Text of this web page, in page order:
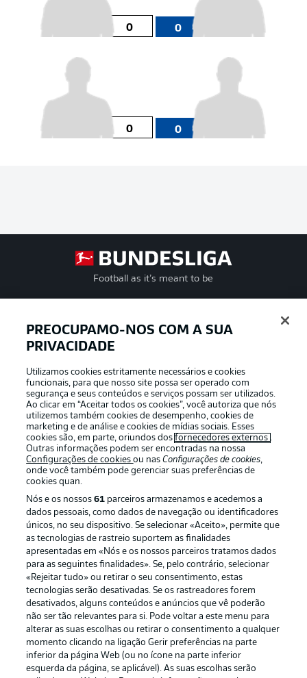
0 0
0 0
Football as it’s meant to be
APLICATIVO DA BUNDESLIGA
Oferecido por
Publicidade Avisos legais
Gerir preferências Aviso de privacidade
Emissoras
Trabalhe conosco Marca
Contato Jogadores
PREOCUPAMO-NOS COM A SUA
PRIVACIDADE
Utilizamos cookies estritamente necessários e cookies
funcionais, para que nosso site possa ser operado com
segurança e seus conteúdos e serviços possam ser utilizados.
Ao clicar em “Aceitar todos os cookies”, você autoriza que nós
utilizemos também cookies de desempenho, cookies de
marketing e de análise e cookies de mídias sociais. Esses
cookies são, em parte, oriundos dosfornecedores externos .
Outras informações podem ser encontradas na nossa
Configurações de cookiesou nasConfigurações de cookies,
onde você também pode gerenciar suas preferências de
cookies quan.
Nós e os nossos61 parceiros armazenamos e acedemos a
dados pessoais, como dados de navegação ou identificadores
únicos, no seu dispositivo. Se selecionar «Aceito», permite que
as tecnologias de rastreio suportem as finalidades
apresentadas em «Nós e os nossos parceiros tratamos dados
para as seguintes finalidades». Se, pelo contrário, selecionar
«Rejeitar tudo» ou retirar o seu consentimento, estas
tecnologias serão desativadas. Se os rastreadores forem
desativados, alguns conteúdos e anúncios que vê poderão
não ser tão relevantes para si. Pode voltar a este menu para
alterar as suas escolhas ou retirar o consentimento a qualquer
momento clicando na ligação Gerir preferências na parte
inferior da página Web (ou no ícone na parte inferior
esquerda da página, se aplicável). As suas escolhas serão